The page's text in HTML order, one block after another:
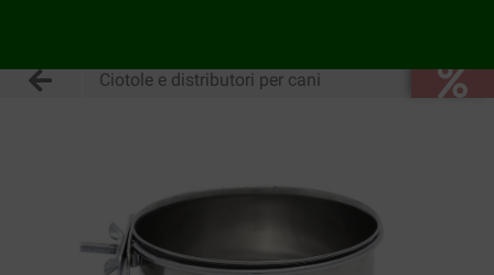
Ciotole e distributori per cani